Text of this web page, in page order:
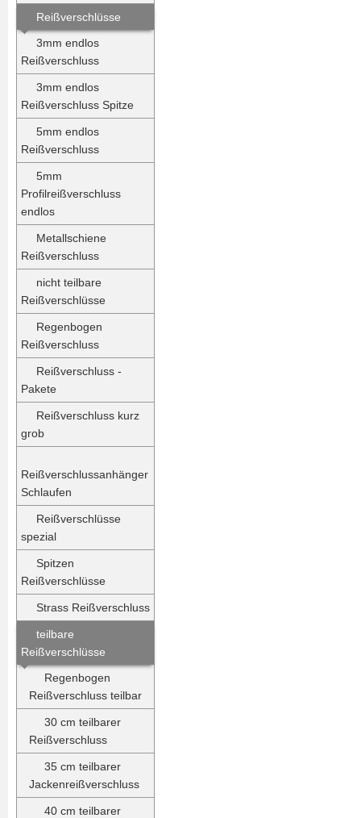
Reißverschlüsse
3mm endlos
Reißverschluss
3mm endlos
Reißverschluss Spitze
5mm endlos
Reißverschluss
5mm
Profilreißverschluss
endlos
Metallschiene
Reißverschluss
nicht teilbare
Reißverschlüsse
Regenbogen
Reißverschluss
Reißverschluss -
Pakete
Reißverschluss kurz
grob
Reißverschlussanhänger
Schlaufen
Reißverschlüsse
spezial
Spitzen
Reißverschlüsse
Strass Reißverschluss
teilbare
Reißverschlüsse
Regenbogen
Reißverschluss teilbar
30 cm teilbarer
Reißverschluss
35 cm teilbarer
Jackenreißverschluss
40 cm teilbarer